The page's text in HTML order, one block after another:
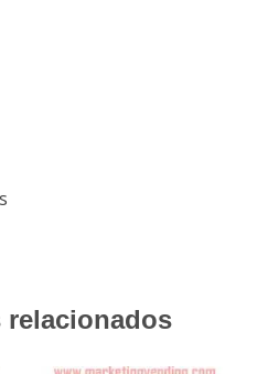
relacionados